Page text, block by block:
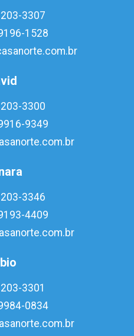
3307
1528
3300
9349
3346
4409
3301
0834